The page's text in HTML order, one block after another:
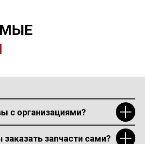
с организациями?
запчасти сами?